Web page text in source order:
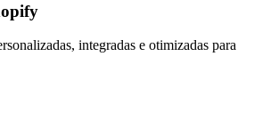
integradas e otimizadas para